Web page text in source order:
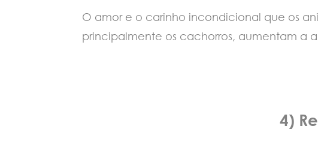
O amor e o carinho incondicional que os
principalmente os cachorros, aumentam a
4)